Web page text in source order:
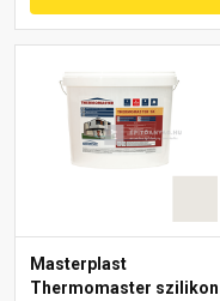
Masterplast
Thermomaster szilikon